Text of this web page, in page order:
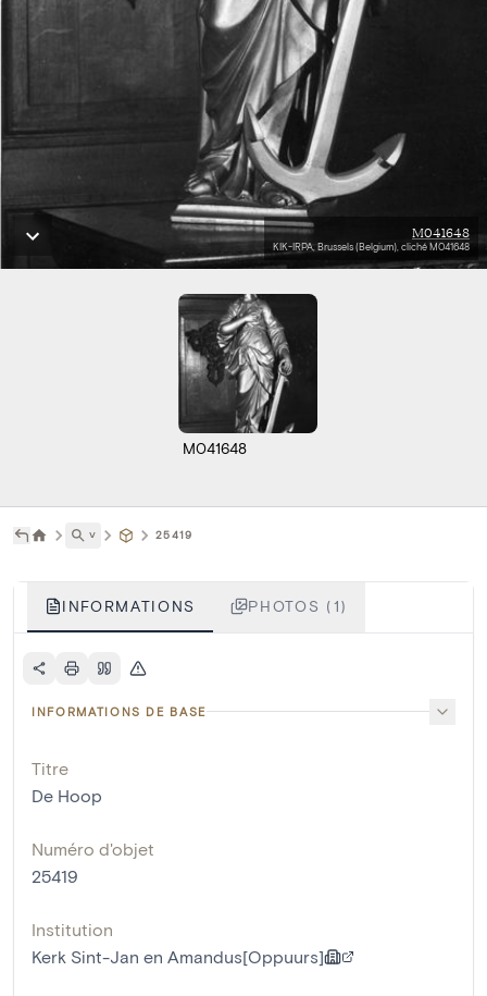
M041648
KIK-IRPA, Brussels (Belgium), cliché M041648
M041648
˅ 25419
INFORMATIONS PHOTOS (1)
INFORMATIONS DE BASE
Titre
De Hoop
Numéro d'objet
25419
Institution
Kerk Sint-Jan en Amandus[Oppuurs]